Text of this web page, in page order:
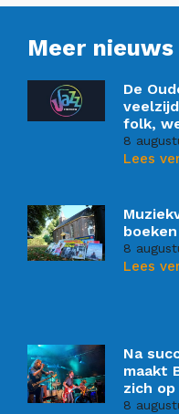
Meer nieuws
De
folk,
8
Lees
8
Lees
Na
maakt
zich
8